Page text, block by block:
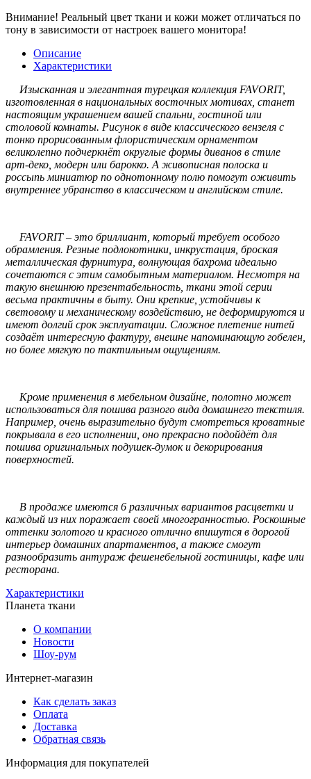
Внимание! Реальный цвет ткани и кожи может отличаться по
тону в зависимости от настроек вашего монитора!
Описание
Характеристики
Изысканная и элегантная турецкая коллекция FAVORIT,
изготовленная в национальных восточных мотивах, станет
настоящим украшением вашей спальни, гостиной или
столовой комнаты. Рисунок в виде классического вензеля с
тонко прорисованным флористическим орнаментом
великолепно подчеркнёт округлые формы диванов в стиле
арт-деко, модерн или барокко. А живописная полоска и
россыпь миниатюр по однотонному полю помогут оживить
внутреннее убранство в классическом и английском стиле.
FAVORIT – это бриллиант, который требует особого
обрамления. Резные подлокотники, инкрустация, броская
металлическая фурнитура, волнующая бахрома идеально
сочетаются с этим самобытным материалом. Несмотря на
такую внешнюю презентабельность, ткани этой серии
весьма практичны в быту. Они крепкие, устойчивы к
световому и механическому воздействию, не деформируются и
имеют долгий срок эксплуатации. Сложное плетение нитей
создаёт интересную фактуру, внешне напоминающую гобелен,
но более мягкую по тактильным ощущениям.
Кроме применения в мебельном дизайне, полотно может
использоваться для пошива разного вида домашнего текстиля.
Например, очень выразительно будут смотреться кроватные
покрывала в его исполнении, оно прекрасно подойдёт для
пошива оригинальных подушек-думок и декорирования
поверхностей.
В продаже имеются 6 различных вариантов расцветки и
каждый из них поражает своей многогранностью. Роскошные
оттенки золотого и красного отлично впишутся в дорогой
интерьер домашних апартаментов, а также смогут
разнообразить антураж фешенебельной гостиницы, кафе или
ресторана.
Характеристики
Планета ткани
О компании
Новости
Шоу-рум
Интернет-магазин
Как сделать заказ
Оплата
Доставка
Обратная связь
Информация для покупателей